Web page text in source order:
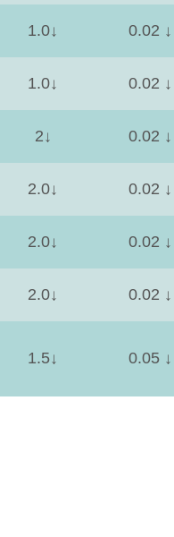
1.0↓ 0.02 ↓
1.0↓ 0.02 ↓
2↓ 0.02 ↓
2.0↓ 0.02 ↓
2.0↓ 0.02 ↓
2.0↓ 0.02 ↓
1.5↓ 0.05 ↓